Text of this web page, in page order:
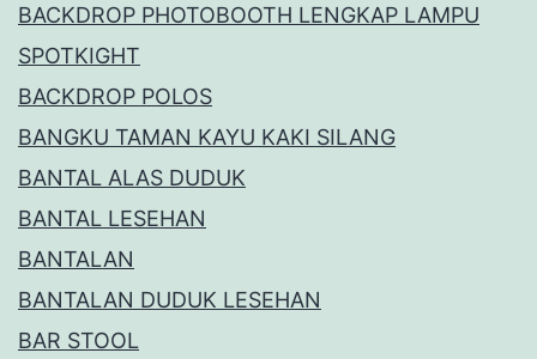
BACKDROP PHOTOBOOTH LENGKAP LAMPU
SPOTKIGHT
BACKDROP POLOS
BANGKU TAMAN KAYU KAKI SILANG
BANTAL ALAS DUDUK
BANTAL LESEHAN
BANTALAN
BANTALAN DUDUK LESEHAN
BAR STOOL